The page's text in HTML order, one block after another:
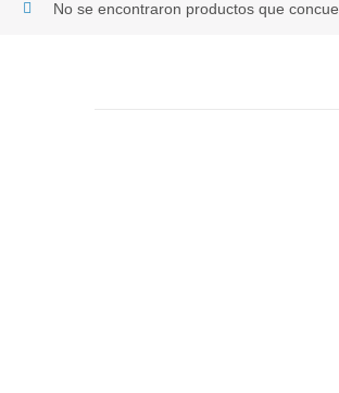
No se encontraron productos que